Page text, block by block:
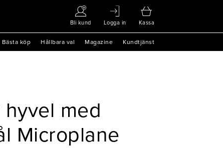
Bli kund Logga in Kassa
Bästa köp Hållbara val Magazine Kundtjänst
med
Microplane